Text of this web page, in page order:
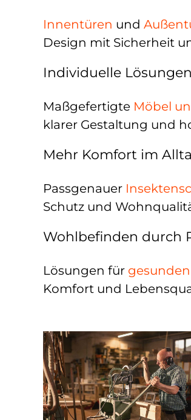
Innentüren und
Design mit Sicherheit
Individuelle
Maßgefertigte Möbel
klarer Gestaltung und
Mehr Komfort im
Passgenauer
Schutz und
Wohlbefinden durch
Lösungen für
Komfort und